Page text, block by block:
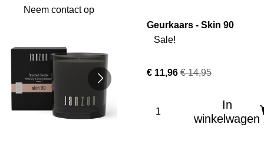
Neem contact op
Geurkaars - Skin 90
Sale!
€ 11,96 € 14,95
In
winkelwagen